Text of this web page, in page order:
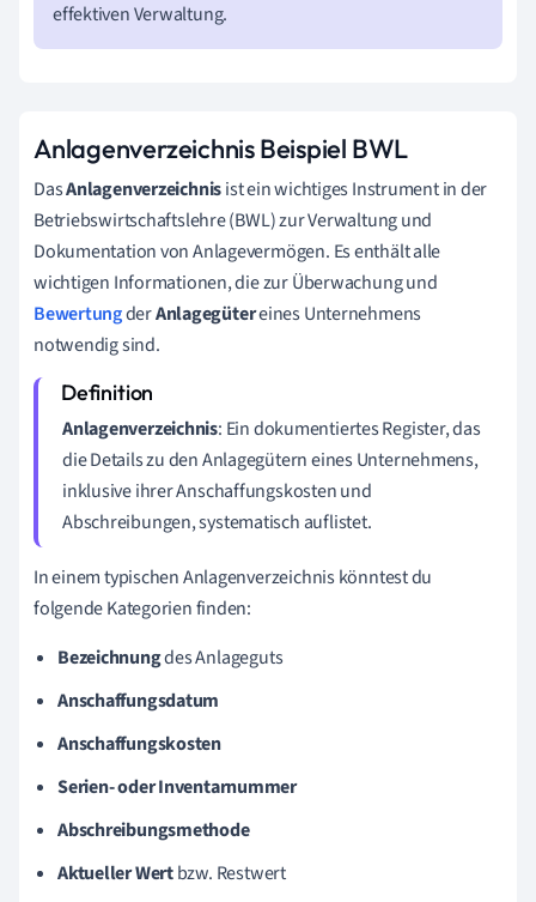
effektiven Verwaltung.
Anlagenverzeichnis Beispiel BWL
DasAnlagenverzeichnisist ein wichtiges Instrument in der
Betriebswirtschaftslehre (BWL) zur Verwaltung und
Dokumentation von Anlagevermögen. Es enthält alle
wichtigen Informationen, die zur Überwachung und
BewertungderAnlagegütereines Unternehmens
notwendig sind.
Anlagenverzeichnis: Ein dokumentiertes Register, das
die Details zu den Anlagegütern eines Unternehmens,
inklusive ihrer Anschaffungskosten und
Abschreibungen, systematisch auflistet.
In einem typischen Anlagenverzeichnis könntest du
folgende Kategorien finden:
Bezeichnungdes Anlageguts
Anschaffungsdatum
Anschaffungskosten
Serien- oder Inventarnummer
Abschreibungsmethode
Aktueller Wertbzw. Restwert